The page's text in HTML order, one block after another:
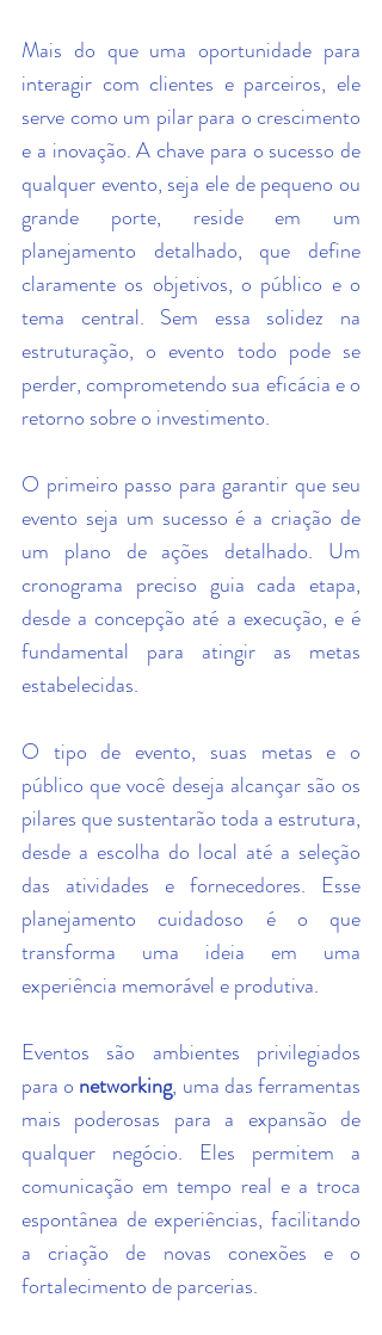
Mais do que uma oportunidade para
interagir com clientes e parceiros, ele
serve como um pilar para o crescimento
e a inovação. A chave para o sucesso de
qualquer evento, seja ele de pequeno ou
grande porte, reside em um
planejamento detalhado, que define
claramente os objetivos, o público e o
tema central. Sem essa solidez na
estruturação, o evento todo pode se
perder, comprometendo sua eficácia e o
retorno sobre o investimento.
O primeiro passo para garantir que seu
evento seja um sucesso é a criação de
um plano de ações detalhado. Um
cronograma preciso guia cada etapa,
desde a concepção até a execução, e é
fundamental para atingir as metas
estabelecidas.
O tipo de evento, suas metas e o
público que você deseja alcançar são os
pilares que sustentarão toda a estrutura,
desde a escolha do local até a seleção
das atividades e fornecedores. Esse
planejamento cuidadoso é o que
transforma uma ideia em uma
experiência memorável e produtiva.
Eventos são ambientes privilegiados
para o networking, uma das ferramentas
mais poderosas para a expansão de
qualquer negócio. Eles permitem a
comunicação em tempo real e a troca
espontânea de experiências, facilitando
a criação de novas conexões e o
fortalecimento de parcerias.